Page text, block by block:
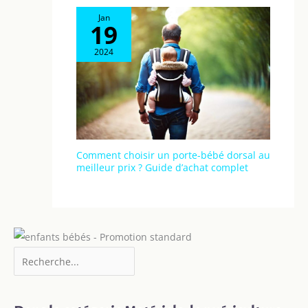
face au dos à la
route. Le dossier
XXL avec une
surface de
couchage de 91 cm
est réglable sur 3
niveaux jusqu'à la
position allongée. .
Le repose-pieds et
la poignée
parentale des
poussettes
taille. Le landau
Jan
19
2024
Comment choisir un porte-bébé dorsal au
meilleur prix ? Guide d’achat complet